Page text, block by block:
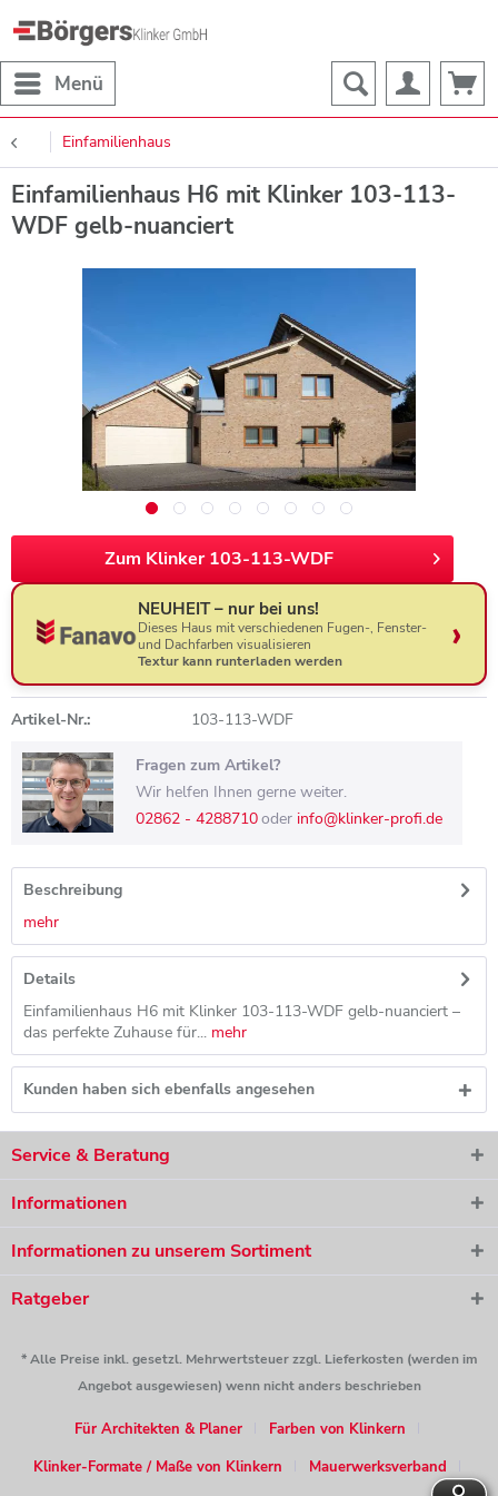
Menü
Einfamilienhaus
Einfamilienhaus H6 mit Klinker 103-113-
WDF gelb-nuanciert
Zum Klinker 103-113-WDF
NEUHEIT – nur bei uns!
Dieses Haus mit verschiedenen Fugen-, Fenster-
und Dachfarben visualisieren
Textur kann runterladen werden
Artikel-Nr.: 103-113-WDF
Fragen zum Artikel?
Wir helfen Ihnen gerne weiter.
02862 - 4288710oder info@klinker-profi.de
Beschreibung
mehr
Details
Einfamilienhaus H6 mit Klinker 103-113-WDF gelb-nuanciert –
das perfekte Zuhause für... mehr
Kunden haben sich ebenfalls angesehen
Service & Beratung
Informationen
Informationen zu unserem Sortiment
Ratgeber
* Alle Preise inkl. gesetzl. Mehrwertsteuer zzgl. Lieferkosten (werden im
Angebot ausgewiesen) wenn nicht anders beschrieben
Für Architekten & Planer
Farben von Klinkern
Klinker-Formate / Maße von Klinkern
Mauerwerksverband